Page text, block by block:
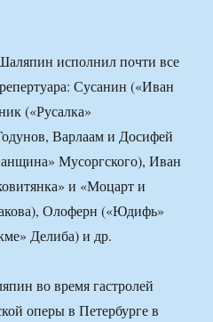
исполнил почти все
Сусанин («Иван
(«Русалка»
Варлаам и Досифей
Мусоргского), Иван
и «Моцарт и
Олоферн («Юдифь»
Делиба) и др.
во время гастролей
оперы в Петербурге в